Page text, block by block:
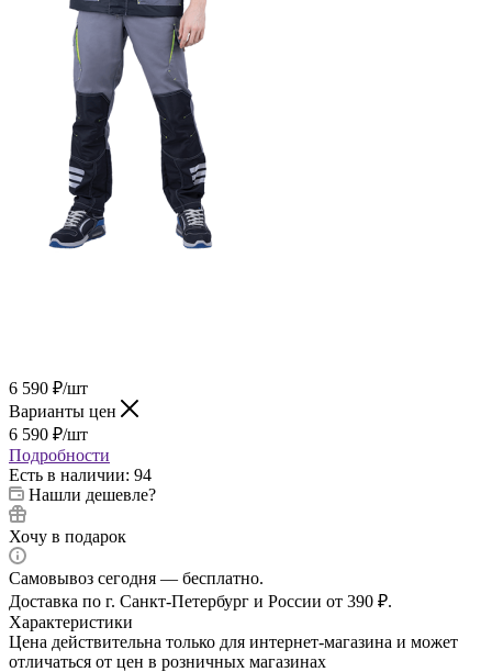
6 590 ₽/шт
Варианты цен
6 590 ₽/шт
Подробности
Есть в наличии: 94
Нашли дешевле?
Хочу в подарок
Самовывоз сегодня — бесплатно.
Доставка по г. Санкт-Петербург и России от 390 ₽.
Характеристики
Цена действительна только для интернет-магазина и может
отличаться от цен в розничных магазинах